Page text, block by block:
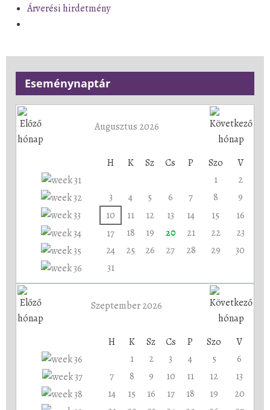
Árverési hirdetmény
Eseménynaptár
Augusztus 2026
H K Sz Cs P Szo
V
1
2
3
4 5 6 7 8
9
10
11 12 13 14 15
16
17
18 19 20 21 22
23
24
25 26 27 28 29
30
31
Szeptember 2026
H K Sz Cs P Szo
V
1
2 3 4 5
6
7
8 9 10 11 12
13
14
15 16 17 18 19
20